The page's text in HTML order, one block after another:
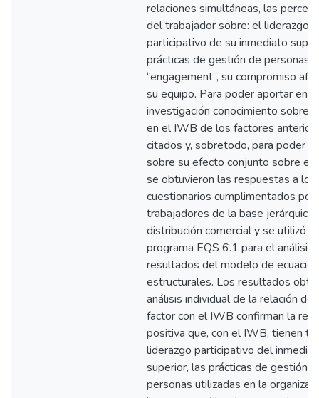
relaciones simultáneas, las
del trabajador sobre: el liderazgo
participativo de su inmediato
prácticas de gestión de personas
“engagement”, su compromiso
su equipo. Para poder aportar en
investigación conocimiento sobre
en el IWB de los factores
citados y, sobretodo, para poder
sobre su efecto conjunto sobre el
se obtuvieron las respuestas a los
cuestionarios cumplimentados
trabajadores de la base jerárquica
distribución comercial y se utilizó el
programa EQS 6.1 para el análisis
resultados del modelo de
estructurales. Los resultados
análisis individual de la relación de
factor con el IWB confirman la
positiva que, con el IWB, tienen
liderazgo participativo del
superior, las prácticas de gestión
personas utilizadas en la